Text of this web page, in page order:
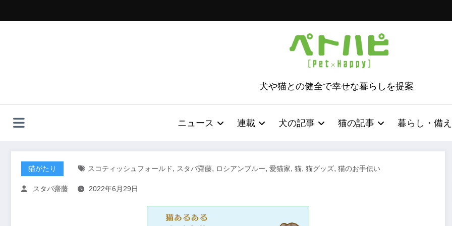
ッ
犬や猫との健全で幸せな暮らしを提案
ニュース 連載 犬の記事 猫の記事 暮らし・備え
猫がたり スコティッシュフォールド, スタパ齋藤, ロシアンブルー, 愛猫家, 猫, 猫グッズ, 猫のお手伝い
スタパ齋藤 2022年6月29日